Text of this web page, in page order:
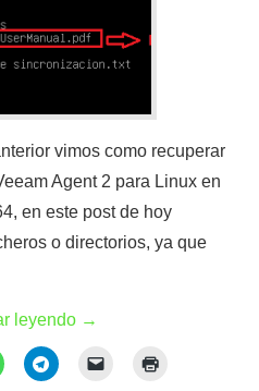
vimos como recuperar
Agent 2 para Linux en
en este post de hoy
o directorios, ya que
leyendo →